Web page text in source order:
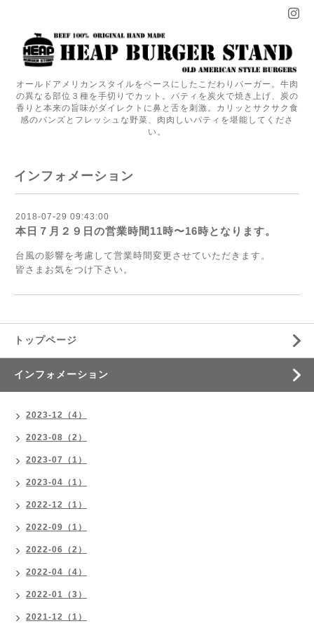
オールドアメリカンスタイルをベースにしたこだわりバーガー。牛肉
の異なる部位３種を手切りでカット。パティを炭火で焼き上げ、炭の
香りと本来の旨味がダイレクトに鼻と舌を刺激。カリッとサクサク食
感のバンズとフレッシュな野菜、肉肉しいパティを堪能してくださ
い。
インフォメーション
2018-07-29 09:43:00
本日７月２９日の営業時間11時〜16時となります。
台風の影響を考慮して営業時間変更させていただきます。
皆さまお気をつけ下さい。
トップページ
インフォメーション
2023-12（4）
2023-08（2）
2023-07（1）
2023-04（1）
2022-12（1）
2022-09（1）
2022-06（2）
2022-04（4）
2022-01（3）
2021-12（1）